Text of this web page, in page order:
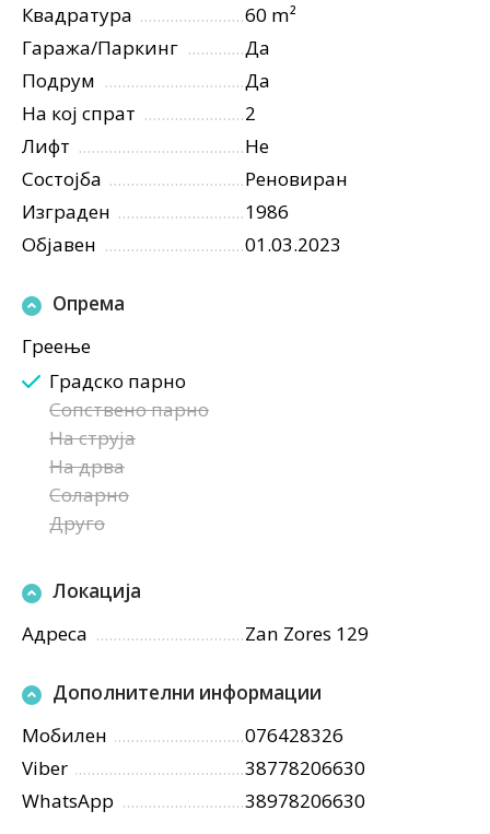
Квадратура
60 m²
Гаража/Паркинг
Да
Подрум
Да
На кој спрат
2
Лифт
Не
Состојба
Реновиран
Изграден
1986
Објавен
01.03.2023
Опрема
Греење
Градско парно
Сопствено парно
На струја
На дрва
Соларно
Друго
Локација
Адреса
Zan Zores 129
Дополнителни информации
Мобилен
076428326
Viber
38778206630
WhatsApp
38978206630